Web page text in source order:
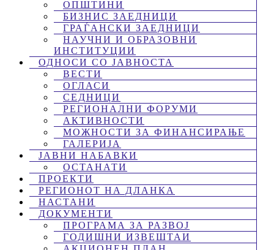
ОПШТИНИ
БИЗНИС ЗАЕДНИЦИ
ГРАЃАНСКИ ЗАЕДНИЦИ
НАУЧНИ И ОБРАЗОВНИ
ИНСТИТУЦИИ
ОДНОСИ СО ЈАВНОСТА
ВЕСТИ
ОГЛАСИ
СЕДНИЦИ
РЕГИОНАЛНИ ФОРУМИ
АКТИВНОСТИ
МОЖНОСТИ ЗА ФИНАНСИРАЊЕ
ГАЛЕРИЈА
ЈАВНИ НАБАВКИ
ОСТАНАТИ
ПРОЕКТИ
РЕГИОНОТ НА ДЛАНКА
НАСТАНИ
ДОКУМЕНТИ
ПРОГРАМА ЗА РАЗВОЈ
ГОДИШНИ ИЗВЕШТАИ